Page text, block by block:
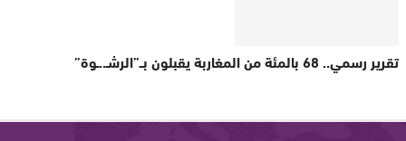
تقرير رسمي.. 68 بالمئة من المغاربة يقبلون بــ”الرشـ..ـوة”